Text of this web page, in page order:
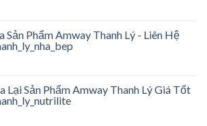
Sản Phẩm Amway Thanh Lý - Liên Hệ
Lại Sản Phẩm Amway Thanh Lý Giá Tốt